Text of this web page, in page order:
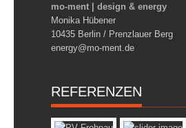
mo-ment | design & energy
Monika Hübener
10435 Berlin / Prenzlauer Berg
energy@mo-ment.de
REFERENZEN